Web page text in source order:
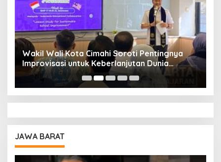
Wakil Wali Kota Cimahi Soroti Pentingnya
Improvisasi untuk Keberlanjutan Dunia
Pendidikan
JAWA BARAT